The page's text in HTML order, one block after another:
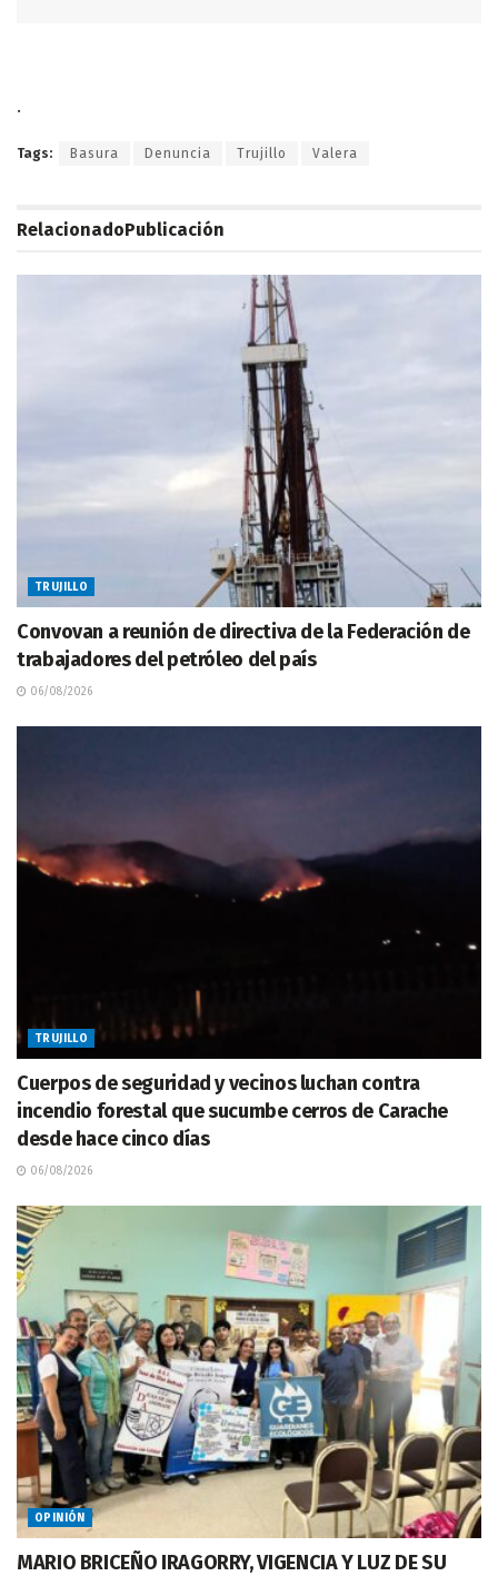
.
Tags: Basura Denuncia Trujillo Valera
RelacionadoPublicación
TRUJILLO
Convovan a reunión de directiva de la Federación de
trabajadores del petróleo del país
06/08/2026
TRUJILLO
Cuerpos de seguridad y vecinos luchan contra
incendio forestal que sucumbe cerros de Carache
desde hace cinco días
06/08/2026
OPINIÓN
MARIO BRICEÑO IRAGORRY, VIGENCIA Y LUZ DE SU